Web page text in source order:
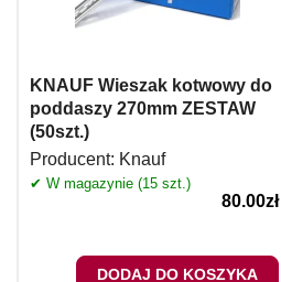
KNAUF Wieszak kotwowy do
poddaszy 270mm ZESTAW
(50szt.)
Producent: Knauf
✔ W magazynie (15 szt.)
80.00zł
DODAJ DO KOSZYKA